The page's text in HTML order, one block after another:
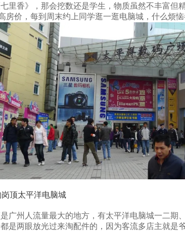
里香》，那会挖数还是学生，物质虽然不丰富但
房价，每到周末约上同学逛一逛电脑城，什么烦恼
顶太平洋电脑城
广州人流量最大的地方，有太平洋电脑城一二期
是两眼放光过来淘配件的，因为客流多店主就是